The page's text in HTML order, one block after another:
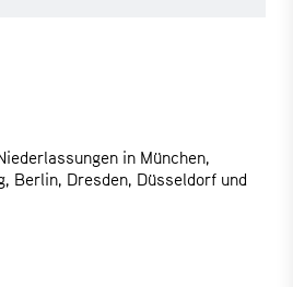
in München,
Berlin, Dresden, Düsseldorf und